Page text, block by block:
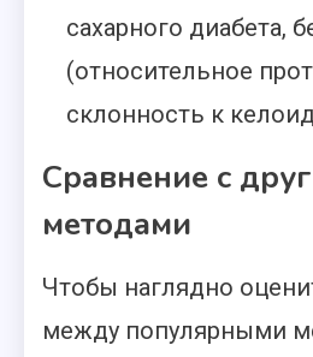
сахарного диабета,
(относительное
склонность к
Сравнение с
методами
Чтобы наглядно
между популярными